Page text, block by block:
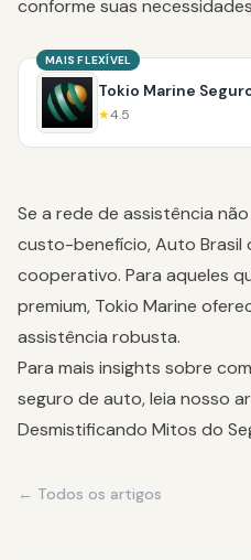
conforme suas
MAIS FLEXÍVEL
Tokio Marine
★4.5
Se a rede de assistência
custo-benefício, Auto Brasil
cooperativo. Para aqueles
premium, Tokio Marine
assistência robusta.
Para mais insights sobre
seguro de auto, leia nosso
Desmistificando Mitos do
← Todos os artigos